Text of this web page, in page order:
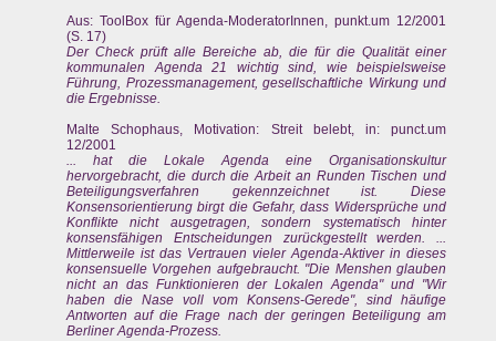
Aus: ToolBox für Agenda-ModeratorInnen, punkt.um 12/2001
(S. 17)
Der Check prüft alle Bereiche ab, die für die Qualität einer
kommunalen Agenda 21 wichtig sind, wie beispielsweise
Führung, Prozessmanagement, gesellschaftliche Wirkung und
die Ergebnisse.
Malte Schophaus, Motivation: Streit belebt, in: punct.um
12/2001
... hat die Lokale Agenda eine Organisationskultur
hervorgebracht, die durch die Arbeit an Runden Tischen und
Beteiligungsverfahren gekennzeichnet ist. Diese
Konsensorientierung birgt die Gefahr, dass Widersprüche und
Konflikte nicht ausgetragen, sondern systematisch hinter
konsensfähigen Entscheidungen zurückgestellt werden. ...
Mittlerweile ist das Vertrauen vieler Agenda-Aktiver in dieses
konsensuelle Vorgehen aufgebraucht. "Die Menshen glauben
nicht an das Funktionieren der Lokalen Agenda" und "Wir
haben die Nase voll vom Konsens-Gerede", sind häufige
Antworten auf die Frage nach der geringen Beteiligung am
Berliner Agenda-Prozess.